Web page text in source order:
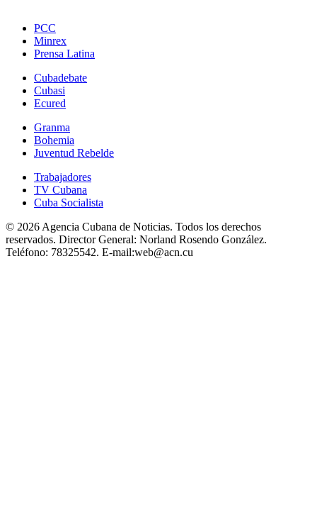
PCC
Minrex
Prensa Latina
Cubadebate
Cubasi
Ecured
Granma
Bohemia
Juventud Rebelde
Trabajadores
TV Cubana
Cuba Socialista
© 2026 Agencia Cubana de Noticias. Todos los derechos
reservados. Director General: Norland Rosendo González.
Teléfono: 78325542. E-mail:web@acn.cu